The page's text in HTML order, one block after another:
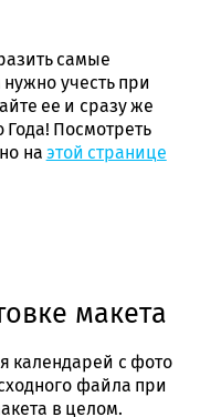
самые
учесть при
ее и сразу же
Года! Посмотреть
на этой странице
макета
календарей с фото
файла при
в целом.